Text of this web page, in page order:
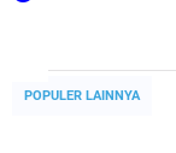
POPULER LAINNYA